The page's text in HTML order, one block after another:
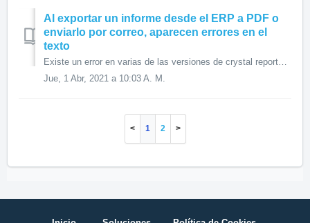
Al exportar un informe desde el ERP a PDF o
enviarlo por correo, aparecen errores en el
texto
Existe un error en varias de las versiones de crystal reports que provoca que aparezcan caracteres extra a los textos cuando ciertos drivers de impresoras e...
Jue, 1 Abr, 2021 a 10:03 A. M.
1 2